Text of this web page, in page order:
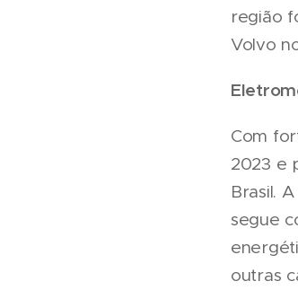
região
Volvo
Com
2023 e
Brasil.
segue
outras